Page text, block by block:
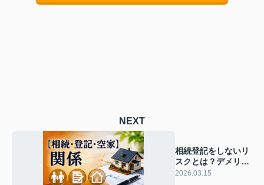
NEXT
相続登記をしないリ
スクとは？デメリッ
トや必要な手続きも
2026.03.15